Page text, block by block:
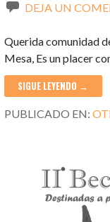
DEJA UN
Querida comunidad
Mesa, Es un placer
SIGUE LEYENDO →
PUBLICADO EN: